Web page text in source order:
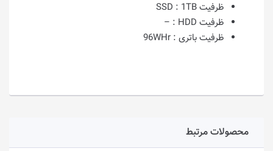
ظرفیت SSD :1TB
ظرفیت HDD :
–
ظرفیت باتری : 96WHr
محصولات مرتبط